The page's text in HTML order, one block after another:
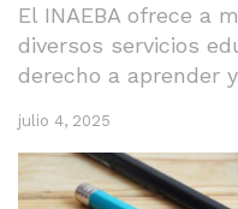
El INAEBA ofrece a
diversos servicios
derecho a aprender
julio 4, 2025